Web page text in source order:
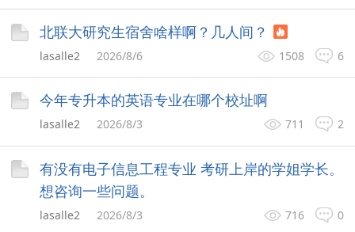
北联大研究生宿舍啥样啊？几人间？
6
1508
lasalle2 2026/8/6
今年专升本的英语专业在哪个校址啊
2
711
lasalle2 2026/8/3
有没有电子信息工程专业 考研上岸的学姐学长。
想咨询一些问题。
0
716
lasalle2 2026/8/3